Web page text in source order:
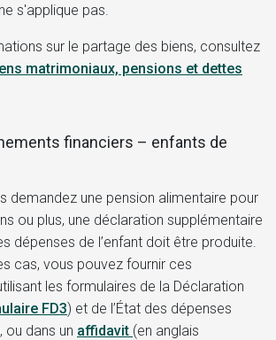
s'applique pas.
sur le partage des biens, consultez
matrimoniaux, pensions et dettes
financiers – enfants de
demandez une pension alimentaire pour
ou plus, une déclaration supplémentaire
dépenses de l’enfant doit être produite.
cas, vous pouvez fournir ces
les formulaires de la Déclaration
FD3) et de l’État des dépenses
, ou dans un affidavit (en anglais